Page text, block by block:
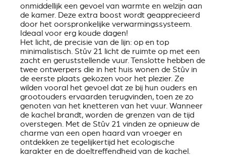
onmiddellijk een gevoel van warmte en welzijn aan
de kamer. Deze extra boost wordt geapprecieerd
door het oorspronkelijke verwarmingssysteem.
Ideaal voor erg koude dagen!
Het licht, de precisie van de lijn: op en top
minimalistisch. Stûv 21 licht de ruimte op met een
zacht en geruststellende vuur. Tenslotte hebben de
twee ontwerpers die in het huis wonen de Stûv in
de eerste plaats gekozen voor het plezier. Ze
wilden vooral het gevoel dat ze bij hun ouders en
grootouders ervaarden terugvinden, toen ze zo
genoten van het knetteren van het vuur. Wanneer
de kachel brandt, worden de grenzen van de tijd
overstegen. Met de Stûv 21 vinden ze opnieuw de
charme van een open haard van vroeger en
ontdekken ze tegelijkertijd het ecologische
karakter en de doeltreffendheid van de kachel.